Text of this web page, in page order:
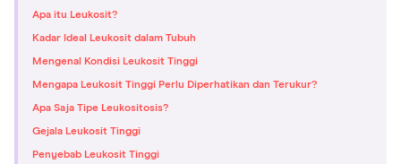
Apa itu Leukosit?
Kadar Ideal Leukosit dalam Tubuh
Mengenal Kondisi Leukosit Tinggi
Mengapa Leukosit Tinggi Perlu Diperhatikan dan Terukur?
Apa Saja Tipe Leukositosis?
Gejala Leukosit Tinggi
Penyebab Leukosit Tinggi